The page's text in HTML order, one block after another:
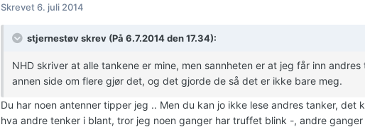
Skrevet6. juli 2014
stjernestøv skrev (På 6.7.2014 den 17.34):
NHD skriver at alle tankene er mine, men sannheten er at jeg får inn
annen side om flere gjør det, og det gjorde de så det er ikke bare meg.
Du har noen antenner tipper jeg .. Men du kan jo ikke lese andres tanker, det
hva andre tenker i blant, tror jeg noen ganger har truffet blink -, andre